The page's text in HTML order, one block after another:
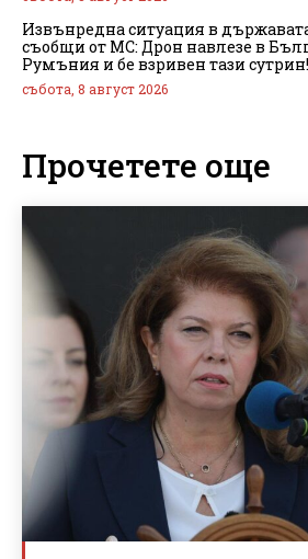
Извънредна ситуация в
съобщи от МС: Дрон навлезе в
Румъния и бе взривен тази сутрин!
събота, 8 август 2026
Прочетете още